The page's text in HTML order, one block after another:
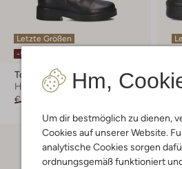
Hm,
Um dir bestmöglich zu dienen,
Cookies auf unserer Website.
analytische Cookies sorgen
ordnungsgemäß funktioniert
Letzte Größen
-50%
Tommy Hilfiger
Hohe Stiefel
€ 279,99